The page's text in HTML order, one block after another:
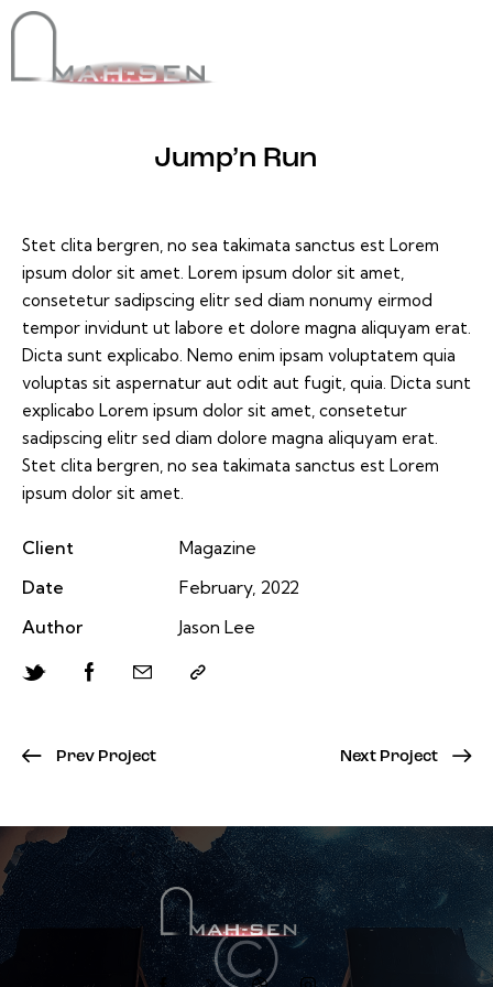
Jump’n Run
Stet clita bergren, no sea takimata sanctus est Lorem
ipsum dolor sit amet. Lorem ipsum dolor sit amet,
consetetur sadipscing elitr sed diam nonumy eirmod
tempor invidunt ut labore et dolore magna aliquyam erat.
Dicta sunt explicabo. Nemo enim ipsam voluptatem quia
voluptas sit aspernatur aut odit aut fugit, quia. Dicta sunt
explicabo Lorem ipsum dolor sit amet, consetetur
sadipscing elitr sed diam dolore magna aliquyam erat.
Stet clita bergren, no sea takimata sanctus est Lorem
ipsum dolor sit amet.
Client
Magazine
Date
February, 2022
Author
Jason Lee
Prev Project Next Project